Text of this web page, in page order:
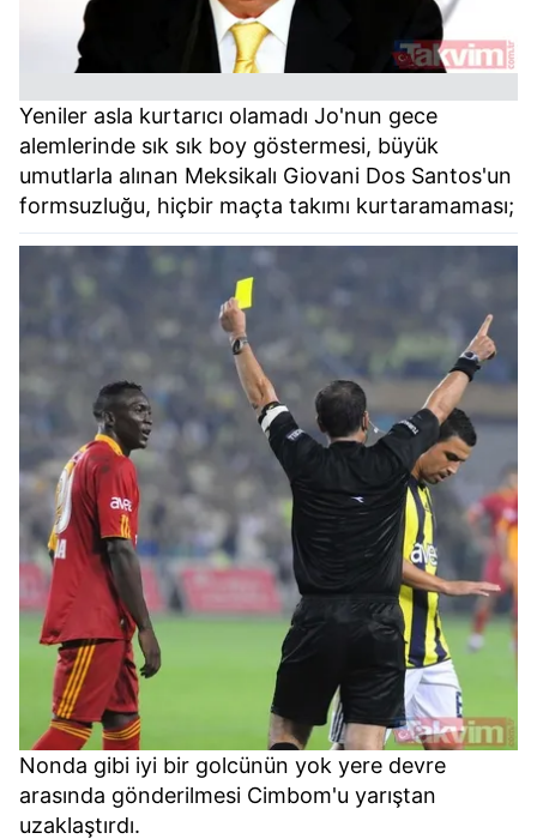
Yeniler asla kurtarıcı olamadı Jo'nun gece
alemlerinde sık sık boy göstermesi, büyük
umutlarla alınan Meksikalı Giovani Dos Santos'un
formsuzluğu, hiçbir maçta takımı kurtaramaması;
Nonda gibi iyi bir golcünün yok yere devre
arasında gönderilmesi Cimbom'u yarıştan
uzaklaştırdı.